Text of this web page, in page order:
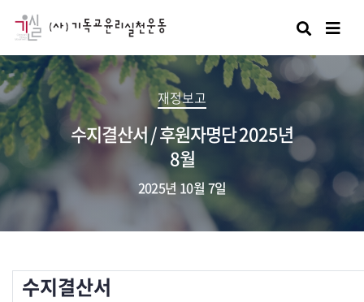
검색
재정보고
수지결산서 / 후원자명단 2025년
8월
2025년 10월 7일
수지결산서